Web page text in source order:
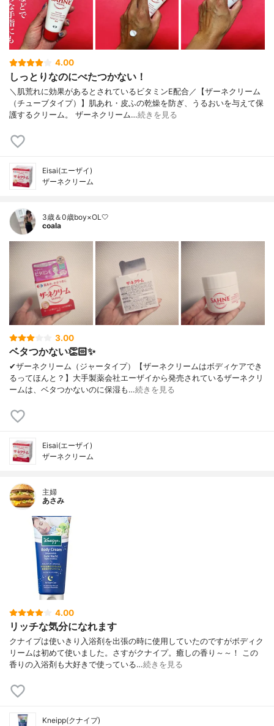
4.00
しっとりなのにべたつかない！
＼肌荒れに効果があるとされているビタミンE配合／【ザーネクリーム
（チューブタイプ）】肌あれ・皮ふの乾燥を防ぎ、うるおいを与えて保
護するクリーム。 ザーネクリーム…続きを見る
Eisai(エーザイ)
ザーネクリーム
3歳＆0歳boy×OL🤍
coala
3.00
ベタつかない👏🏻✨
✔︎ザーネクリーム（ジャータイプ）【ザーネクリームはボディケアでき
るってほんと？】大手製薬会社エーザイから発売されているザーネクリ
ームは、ベタつかないのに保湿も…続きを見る
Eisai(エーザイ)
ザーネクリーム
主婦
あさみ
4.00
リッチな気分になれます
クナイプは使いきり入浴剤を出張の時に使用していたのですがボディク
リームは初めて使いました。さすがクナイプ。癒しの香り～～！ この
香りの入浴剤も大好きで使っている…続きを見る
Kneipp(クナイプ)